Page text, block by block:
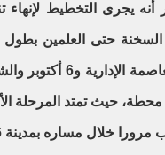
أنه يجرى التخطيط
مساره مدن
مساره عدد 17 محطة، حيث تمتد